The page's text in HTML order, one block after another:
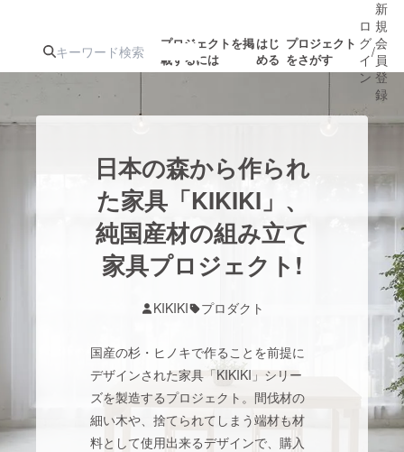
プロジェクトを掲
載するには
はじ
める
プロジェクト
をさがす
注目のリ
ターン
注目の新着プロ
ジェクト
募集終了が近いプ
ロジェクト
アート・写真
ゲーム・
書籍・雑誌
ビジネス・起業 チャレンジ
まちづくり・地域活性化
ロ
グ
イ
ン
/
新
規
会
員
登
録
日本の森から作られ
た家具「KIKIKI」、
純国産材の組み立て
家具プロジェクト!
KIKIKI プロダクト
国産の杉・ヒノキで作ることを前提に
デザインされた家具「KIKIKI」シリー
ズを製造するプロジェクト。間伐材の
細い木や、捨てられてしまう端材も材
料として使用出来るデザインで、購入